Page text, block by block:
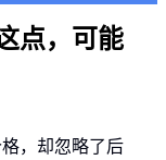
点，可能
，却忽略了后